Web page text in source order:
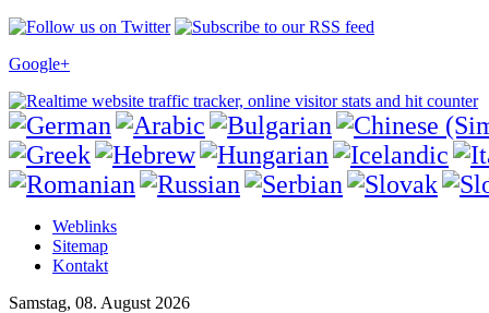
Google+
Weblinks
Sitemap
Kontakt
Samstag, 08. August 2026